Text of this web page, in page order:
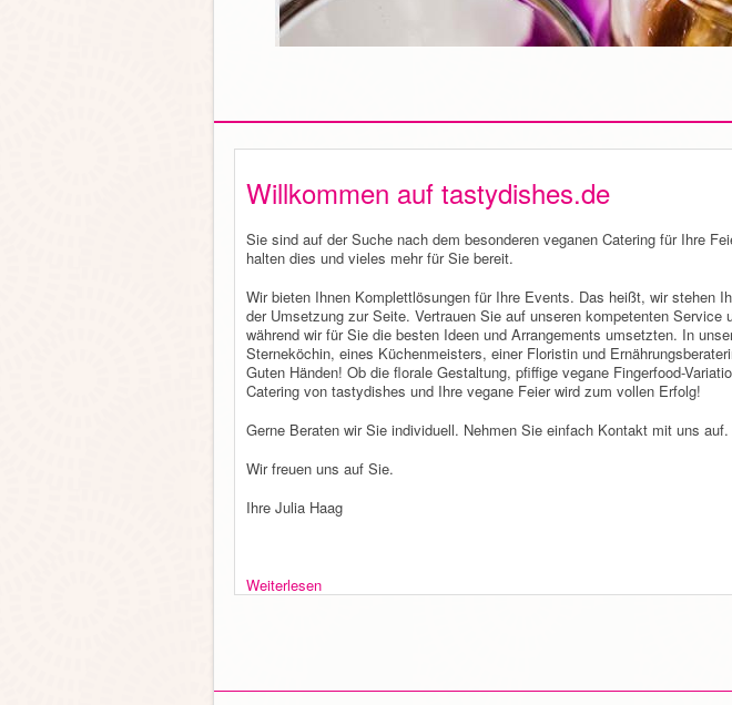
Willkommen auf tastydishes.de
Sie sind auf der Suche nach dem besonderen veganen Catering für Ihre
halten dies und vieles mehr für Sie bereit.
Wir bieten Ihnen Komplettlösungen für Ihre Events. Das heißt, wir stehen
der Umsetzung zur Seite. Vertrauen Sie auf unseren kompetenten
während wir für Sie die besten Ideen und Arrangements umsetzten. In
Sterneköchin, eines Küchenmeisters, einer Floristin und
Guten Händen! Ob die florale Gestaltung, pfiffige vegane Fingerfood-
Catering von tastydishes und Ihre vegane Feier wird zum vollen Erfolg!
Gerne Beraten wir Sie individuell. Nehmen Sie einfach Kontakt mit uns auf.
Wir freuen uns auf Sie.
Ihre Julia Haag
Weiterlesen